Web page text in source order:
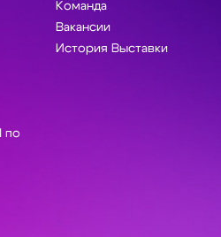
по
Команда
Вакансии
История Выставки